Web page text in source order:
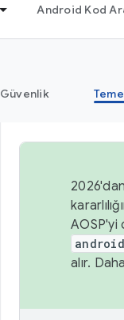
Android Kod
Güvenlik
AOSP'yi
alır.